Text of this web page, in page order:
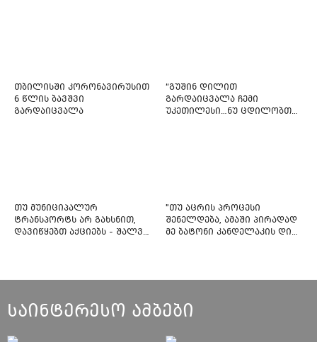
თბილისში კორონავირუსით
6 წლის ბავშვი
გარდაიცვალა
“გუშინ დილით
გარდაიცვალა ჩემი
უკეთილესი…ნუ ცდილობთ
თუ მუნიციპალურ
ტრანსპორტს არ გახსნით,
დავიწყებთ აქციებს - შალვა
"თუ აცრის პროცესი
შენელდება, ამაში პირადად
მე ბატონი კანდელაკის დიდ
საინტერესო ამბები